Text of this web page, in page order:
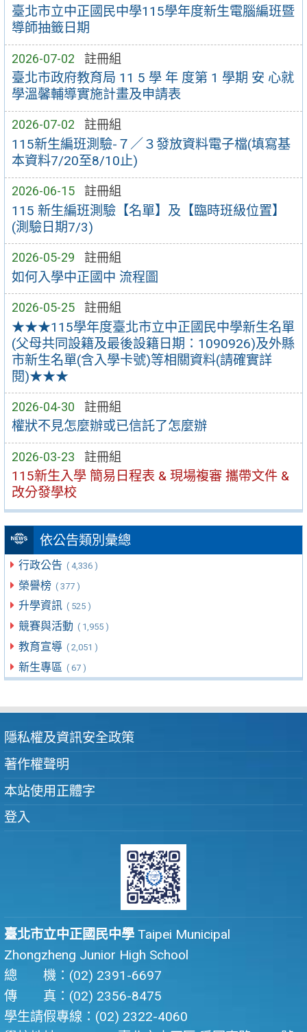
臺北市立中正國民中學115學年度新生電腦編班暨
導師抽籤日期
2026-07-02 註冊組
臺北市政府教育局 11 5 學 年 度第 1 學期 安 心就
學溫馨輔導實施計畫及申請表
2026-07-02 註冊組
115新生編班測驗-７／３發放資料電子檔(填寫基
本資料7/20至8/10止)
2026-06-15 註冊組
115 新生編班測驗【名單】及【臨時班級位置】
(測驗日期7/3)
2026-05-29 註冊組
如何入學中正國中 流程圖
2026-05-25 註冊組
★★★115學年度臺北市立中正國民中學新生名單
(父母共同設籍及最後設籍日期：1090926)及外縣
市新生名單(含入學卡號)等相關資料(請確實詳
閱)★★★
2026-04-30 註冊組
權狀不見怎麼辦或已信託了怎麼辦
2026-03-23 註冊組
115新生入學 簡易日程表 & 現場複審 攜帶文件 &
改分發學校
依公告類別彙總
行政公告 ( 4,336 )
榮譽榜 ( 377 )
升學資訊 ( 525 )
競賽與活動 ( 1,955 )
教育宣導 ( 2,051 )
新生專區 ( 67 )
隱私權及資訊安全政策
著作權聲明
本站使用正體字
登入
臺北市立中正國民中學 Taipei Municipal
Zhongzheng Junior High School
總 機：(02) 2391-6697
傳 真：(02) 2356-8475
學生請假專線：(02) 2322-4060